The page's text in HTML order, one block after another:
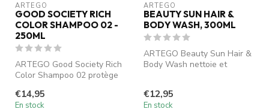
ARTEGO
GOOD SOCIETY RICH
COLOR SHAMPOO 02 -
250ML
ARTEGO Good Society Rich
Color Shampoo 02 protège
coloré...
€14,95
En stock
ARTEGO
BEAUTY SUN HAIR &
BODY WASH, 300ML
ARTEGO Beauty Sun Hair &
Body Wash nettoie et
€12,95
En stock